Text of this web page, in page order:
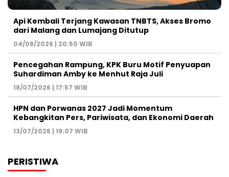
Api Kembali Terjang Kawasan TNBTS, Akses Bromo
dari Malang dan Lumajang Ditutup
04/08/2026 | 20:50 WIB
Pencegahan Rampung, KPK Buru Motif Penyuapan
Suhardiman Amby ke Menhut Raja Juli
18/07/2026 | 17:57 WIB
HPN dan Porwanas 2027 Jadi Momentum
Kebangkitan Pers, Pariwisata, dan Ekonomi Daerah
13/07/2026 | 19:07 WIB
PERISTIWA